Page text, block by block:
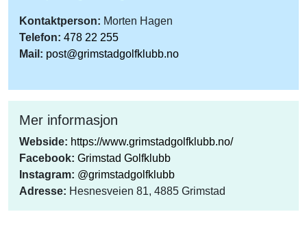
Kontaktperson: Morten Hagen
Telefon: 478 22 255
Mail: post@grimstadgolfklubb.no
Mer informasjon
Webside: https://www.grimstadgolfklubb.no/
Facebook: Grimstad Golfklubb
Instagram: @grimstadgolfklubb
Adresse: Hesnesveien 81, 4885 Grimstad